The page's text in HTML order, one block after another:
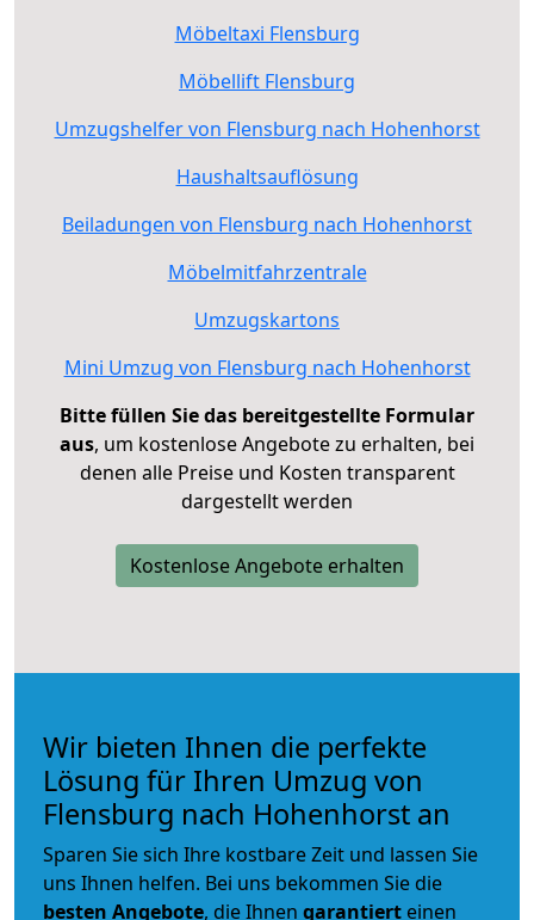
Möbeltaxi Flensburg
Möbellift Flensburg
Umzugshelfer von Flensburg nach Hohenhorst
Haushaltsauflösung
Beiladungen von Flensburg nach Hohenhorst
Möbelmitfahrzentrale
Umzugskartons
Mini Umzug von Flensburg nach Hohenhorst
Bitte füllen Sie das bereitgestellte Formular
aus, um kostenlose Angebote zu erhalten, bei
denen alle Preise und Kosten transparent
dargestellt werden
Kostenlose Angebote erhalten
Wir bieten Ihnen die perfekte
Lösung für Ihren Umzug von
Flensburg nach Hohenhorst an
Sparen Sie sich Ihre kostbare Zeit und lassen Sie
uns Ihnen helfen. Bei uns bekommen Sie die
besten Angebote, die Ihnen garantiert einen